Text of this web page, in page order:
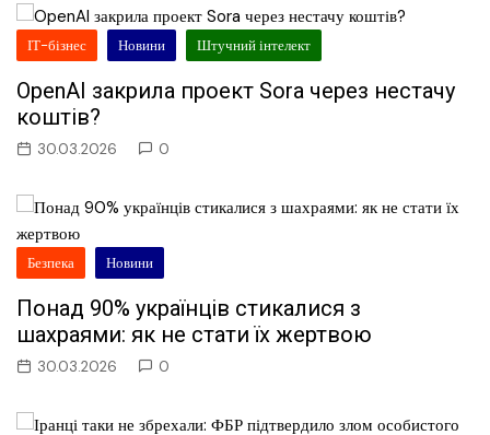
ІТ-бізнес Новини Штучний інтелект
OpenAI закрила проект Sora через нестачу
коштів?
30.03.2026 0
Безпека Новини
Понад 90% українців стикалися з
шахраями: як не стати їх жертвою
30.03.2026 0